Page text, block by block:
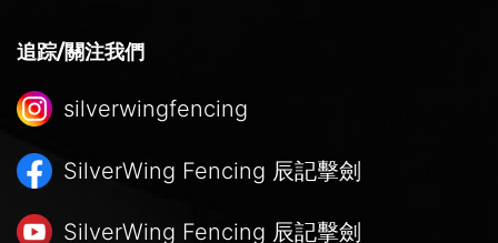
追踪/關注我們
silverwingfencing
SilverWing Fencing 辰記擊劍
SilverWing Fencing 辰記擊劍